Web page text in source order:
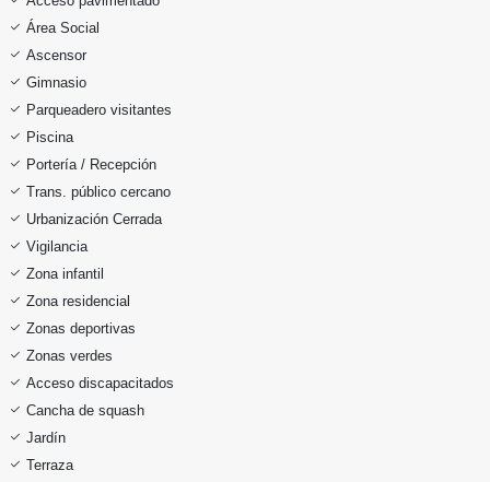
Área Social
Ascensor
Gimnasio
Parqueadero visitantes
Piscina
Portería / Recepción
Trans. público cercano
Urbanización Cerrada
Vigilancia
Zona infantil
Zona residencial
Zonas deportivas
Zonas verdes
Acceso discapacitados
Cancha de squash
Jardín
Terraza